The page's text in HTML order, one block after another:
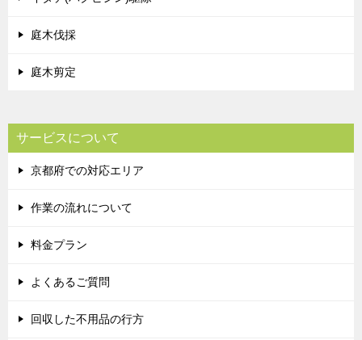
庭木伐採
庭木剪定
サービスについて
京都府での対応エリア
作業の流れについて
料金プラン
よくあるご質問
回収した不用品の行方